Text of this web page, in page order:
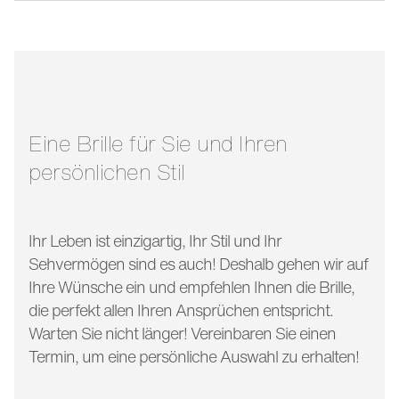
Eine Brille für Sie und Ihren
persönlichen Stil
Ihr Leben ist einzigartig, Ihr Stil und Ihr
Sehvermögen sind es auch! Deshalb gehen wir auf
Ihre Wünsche ein und empfehlen Ihnen die Brille,
die perfekt allen Ihren Ansprüchen entspricht.
Warten Sie nicht länger! Vereinbaren Sie einen
Termin, um eine persönliche Auswahl zu erhalten!